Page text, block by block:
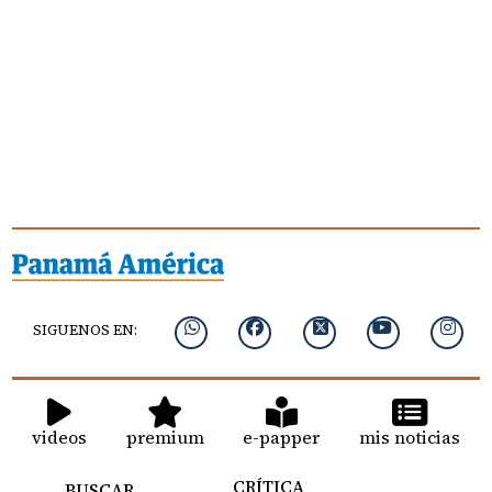
SIGUENOS EN:
videos premium e-papper mis noticias
CRÍTICA